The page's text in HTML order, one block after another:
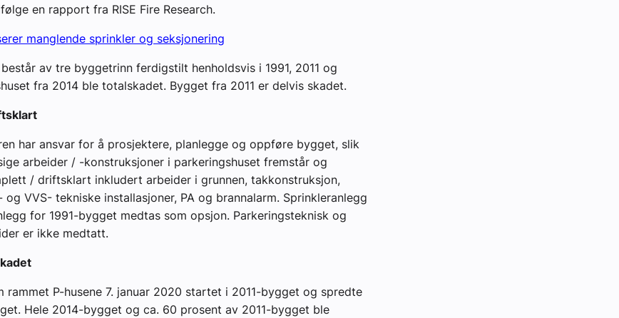
en rapport fra RISE Fire Research.
manglende sprinkler og seksjonering
av tre byggetrinn ferdigstilt henholdsvis i 1991, 2011 og
fra 2014 ble totalskadet. Bygget fra 2011 er delvis skadet.
har ansvar for å prosjektere, planlegge og oppføre bygget, slik
arbeider / -konstruksjoner i parkeringshuset fremstår og
/ driftsklart inkludert arbeider i grunnen, takkonstruksjon,
og VVS- tekniske installasjoner, PA og brannalarm. Sprinkleranlegg
for 1991-bygget medtas som opsjon. Parkeringsteknisk og
er ikke medtatt.
rammet P-husene 7. januar 2020 startet i 2011-bygget og spredte
Hele 2014-bygget og ca. 60 prosent av 2011-bygget ble